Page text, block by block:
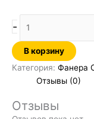
-
В корзину
Категория: Фанера
Отзывы (0)
Отзывы